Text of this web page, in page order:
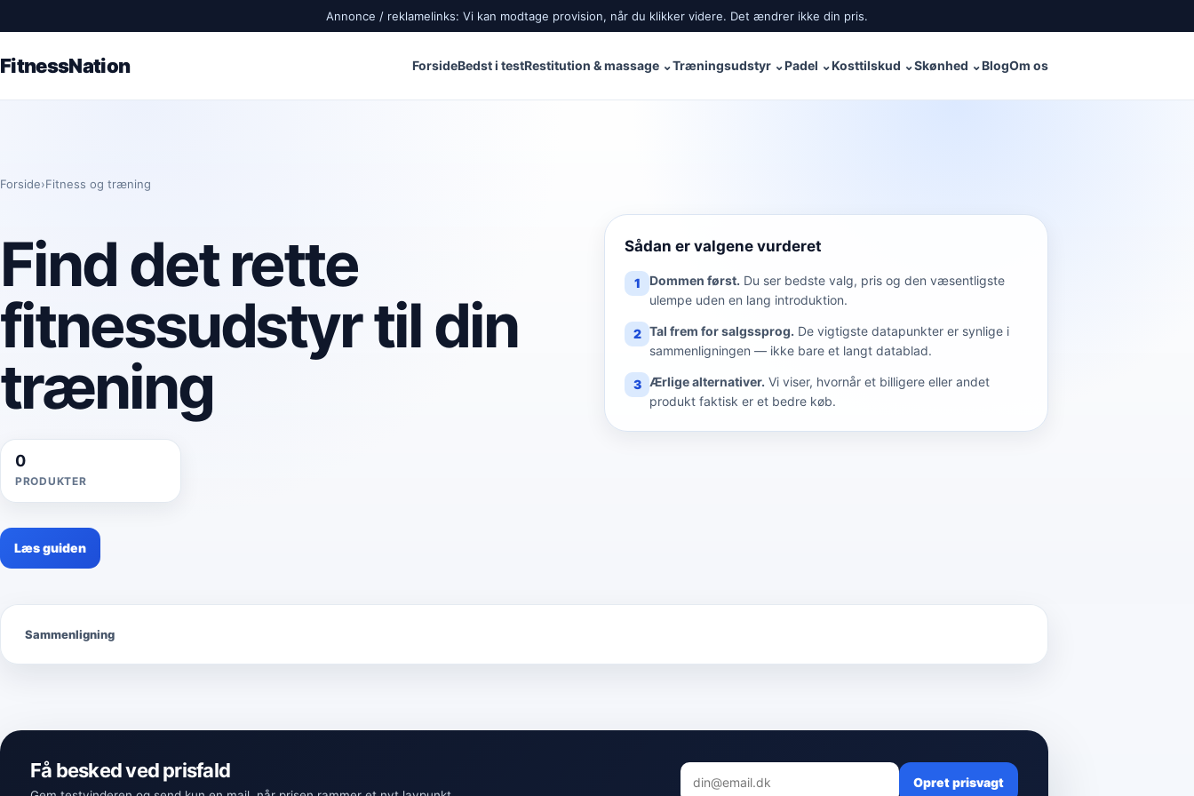
Annonce / reklamelinks: Vi kan modtage provision, når du klikker videre. Det ændrer ikke din pris.
FitnessNation ForsideBedst i testRestitution & massage ⌄Træningsudstyr ⌄Padel ⌄Kosttilskud ⌄Skønhed ⌄BlogOm os
Forside›Fitness og træning
Find det rette
fitnessudstyr til din
træning
0
PRODUKTER
Læs guiden
Sådan er valgene vurderet
1 Dommen først. Du ser bedste valg, pris og den væsentligste
ulempe uden en lang introduktion.
2 Tal frem for salgssprog. De vigtigste datapunkter er synlige i
sammenligningen — ikke bare et langt datablad.
3 Ærlige alternativer. Vi viser, hvornår et billigere eller andet
produkt faktisk er et bedre køb.
Sammenligning
Få besked ved prisfald
Opret prisvagt